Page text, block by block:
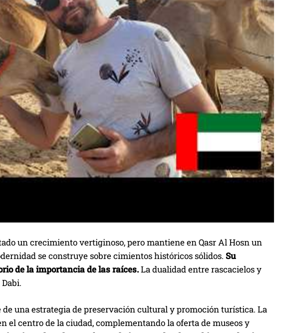
un crecimiento vertiginoso, pero mantiene en Qasr Al Hosn un
se construye sobre cimientos históricos sólidos. Su
de la importancia de las raíces.La dualidad entre rascacielos y
una estrategia de preservación cultural y promoción turística. La
el centro de la ciudad, complementando la oferta de museos y